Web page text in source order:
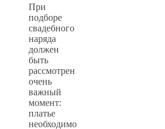
При
подборе
свадебного
наряда
должен
быть
рассмотрен
очень
важный
момент:
платье
необходимо